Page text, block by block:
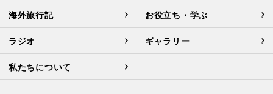
海外旅行記
お役立ち・学ぶ
ラジオ
ギャラリー
私たちについて